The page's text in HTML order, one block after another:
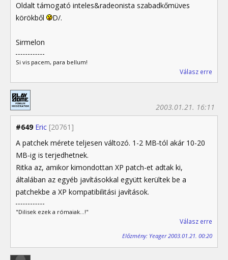
Oldalt támogató inteles&radeonista szabadkőmüves
körökből
D/.
Sirmelon
Si vis pacem, para bellum!
Válasz erre
#649 Eric [20761]
2003.01.21. 16:11
A patchek mérete teljesen változó. 1-2 MB-tól akár 10-20
MB-ig is terjedhetnek.
Ritka az, amikor kimondottan XP patch-et adtak ki,
általában az egyéb javításokkal együtt kerültek be a
patchekbe a XP kompatibilitási javítások.
"Dilisek ezek a rómaiak...!"
Válasz erre
Előzmény: Yeager 2003.01.21. 00:20